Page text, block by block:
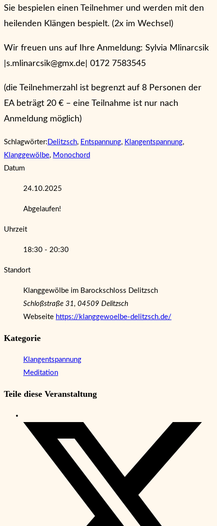
Sie bespielen einen Teilnehmer und werden mit den
heilenden Klängen bespielt. (2x im Wechsel)
Wir freuen uns auf Ihre Anmeldung: Sylvia Mlinarcsik
|s.mlinarcsik@gmx.de| 0172 7583545
(die Teilnehmerzahl ist begrenzt auf 8 Personen der
EA beträgt 20 € – eine Teilnahme ist nur nach
Anmeldung möglich)
Schlagwörter: Delitzsch, Entspannung, Klangentspannung,
Klanggewölbe, Monochord
Datum
24.10.2025
Abgelaufen!
Uhrzeit
18:30 - 20:30
Standort
Klanggewölbe im Barockschloss Delitzsch
Schloßstraße 31, 04509 Delitzsch
Webseite https://klanggewoelbe-delitzsch.de/
Kategorie
Klangentspannung
Meditation
Teile diese Veranstaltung